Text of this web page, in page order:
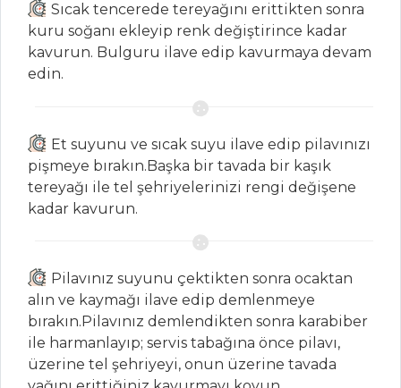
En pratik midye
dolma tarifi, yapılışı
ve püf noktaları
Ustasından
pratik avcı böreği
tarifi...
BALIK
YEMEKLERI
Sıcak tencerede tereyağını erittikten sonra
kuru soğanı ekleyip renk değiştirince kadar
kavurun. Bulguru ilave edip kavurmaya devam
edin.
Et suyunu ve sıcak suyu ilave edip pilavınızı
pişmeye bırakın.Başka bir tavada bir kaşık
tereyağı ile tel şehriyelerinizi rengi değişene
kadar kavurun.
Pilavınız suyunu çektikten sonra ocaktan
alın ve kaymağı ilave edip demlenmeye
bırakın.Pilavınız demlendikten sonra karabiber
ile harmanlayıp; servis tabağına önce pilavı,
üzerine tel şehriyeyi, onun üzerine tavada